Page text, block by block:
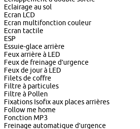
Eclairage au sol
Ecran LCD
Ecran multifonction couleur
Ecran tactile
ESP
Essuie-glace arrière
Feux arrière à LED
Feux de freinage d’urgence
Feux de jour à LED
Filets de coffre
Filtre à particules
Filtre à Pollen
Fixations Isofix aux places arrières
Follow me home
Fonction MP3
Freinage automatique d’urgence